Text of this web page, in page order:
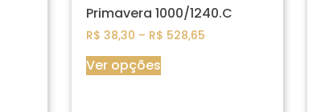
Primavera 1000/1240.C
R$ 38,30 – R$ 528,65
Ver opções